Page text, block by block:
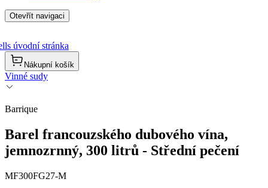
Otevřít navigaci
úvodní stránka
Nákupní košík
Vinné sudy
Barrique
Barel francouzského dubového vína,
jemnozrnný, 300 litrů - Střední pečení
MF300FG27-M